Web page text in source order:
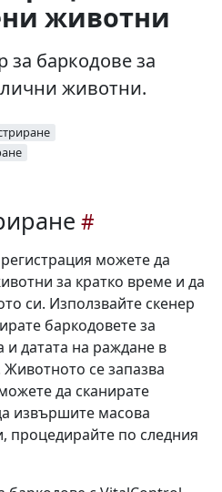
животни
за баркодове за
животни.
можете да
за кратко време и да
си. Използвайте скенер
баркодовете за
датата на раждане в
Животното се запазва
да сканирате
извършите масова
процедирайте по следния